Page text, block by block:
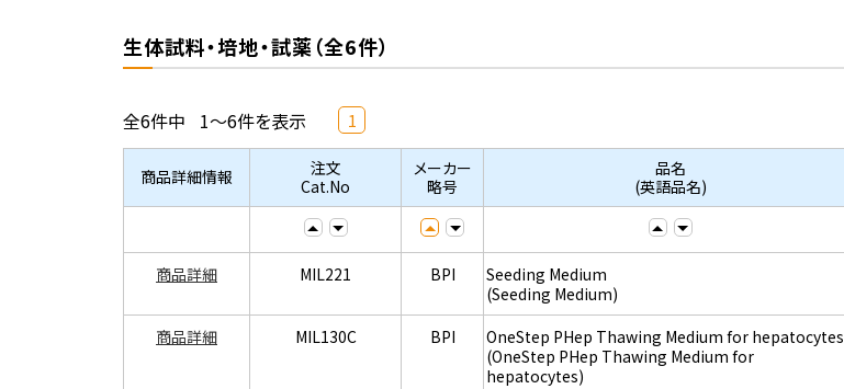
生体試料・培地・試薬（全6件）
全6件中 1～6件を表示 1
商品詳細情報
注文
Cat.No
メーカー
略号
品名
(英語品名)
商品詳細 MIL221 BPI
Seeding Medium
(Seeding Medium)
商品詳細 MIL130C BPI
OneStep PHep Thawing Medium for hepatocytes
(OneStep PHep Thawing Medium for
hepatocytes)